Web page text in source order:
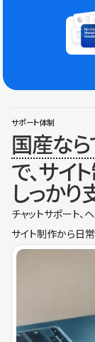
サポート体制
国産な
で、サイ
しっかり
チャットサポート、
サイト制作から日